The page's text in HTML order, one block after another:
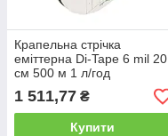
Крапельна стрічка
еміттерна Di-Tape 6 mil 20
см 500 м 1 л/год
1 511,77 ₴
Купити